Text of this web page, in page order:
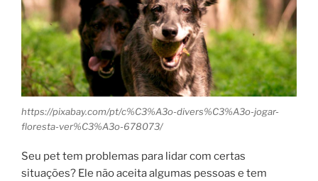
https://pixabay.com/pt/c%C3%A3o-divers%C3%A3o-jogar-
floresta-ver%C3%A3o-678073/
Seu pet tem problemas para lidar com certas
situações? Ele não aceita algumas pessoas e tem